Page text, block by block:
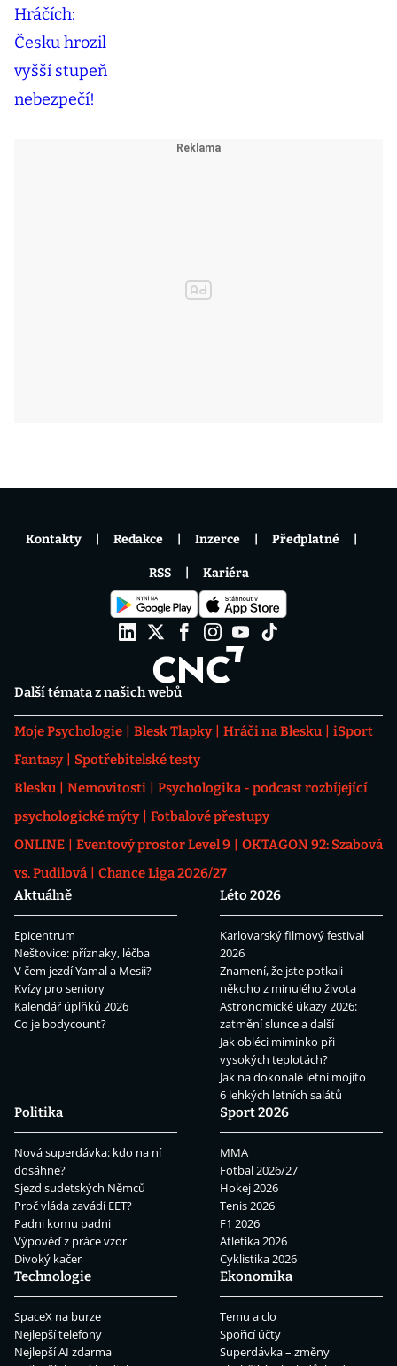
Další témata z našich webů
Moje Psychologie Blesk Tlapky Hráči na Blesku
iSport
Fantasy
Spotřebitelské testy
Blesku
Nemovitosti
Psychologika - podcast rozbíjející
psychologické mýty
Fotbalové přestupy
ONLINE
Eventový prostor Level 9
OKTAGON 92: Szabová
vs. Pudilová
Chance Liga 2026/27
Aktuálně
Epicentrum
Neštovice: příznaky, léčba
V čem jezdí Yamal a Mesii?
Kvízy pro seniory
Kalendář úplňků 2026
Co je bodycount?
Léto 2026
Karlovarský filmový festival
2026
Znamení, že jste potkali
někoho z minulého života
Astronomické úkazy 2026:
zatmění slunce a další
Jak obléci miminko při
vysokých teplotách?
Jak na dokonalé letní mojito
6 lehkých letních salátů
Politika
Nová superdávka: kdo na ní
dosáhne?
Sjezd sudetských Němců
Proč vláda zavádí EET?
Padni komu padni
Výpověď z práce vzor
Divoký kačer
Sport 2026
MMA
Fotbal 2026/27
Hokej 2026
Tenis 2026
F1 2026
Atletika 2026
Cyklistika 2026
Technologie
SpaceX na burze
Nejlepší telefony
Nejlepší AI zdarma
Ekonomika
Temu a clo
Spořicí účty
Superdávka – změny
Kontakty Redakce Inzerce Předplatné
RSS Kariéra